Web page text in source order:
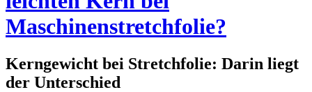
Maschinenstretchfolie?
Kerngewicht bei Stretchfolie: Darin liegt
der Unterschied